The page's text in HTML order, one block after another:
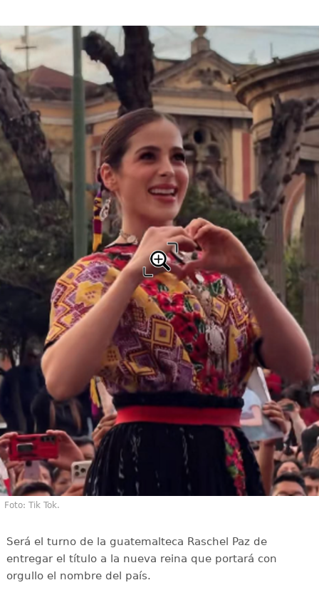
Foto: Tik Tok.
Será el turno de la guatemalteca Raschel Paz de
entregar el título a la nueva reina que portará con
orgullo el nombre del país.